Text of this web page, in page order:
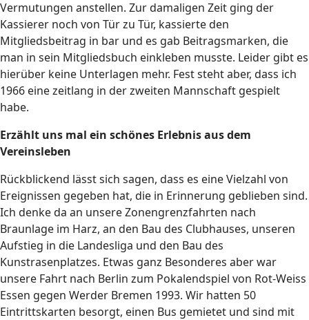
Vermutungen anstellen. Zur damaligen Zeit ging der
Kassierer noch von Tür zu Tür, kassierte den
Mitgliedsbeitrag in bar und es gab Beitragsmarken, die
man in sein Mitgliedsbuch einkleben musste. Leider gibt es
hierüber keine Unterlagen mehr. Fest steht aber, dass ich
1966 eine zeitlang in der zweiten Mannschaft gespielt
habe.
Erzählt uns mal ein schönes Erlebnis aus dem
Vereinsleben
Rückblickend lässt sich sagen, dass es eine Vielzahl von
Ereignissen gegeben hat, die in Erinnerung geblieben sind.
Ich denke da an unsere Zonengrenzfahrten nach
Braunlage im Harz, an den Bau des Clubhauses, unseren
Aufstieg in die Landesliga und den Bau des
Kunstrasenplatzes. Etwas ganz Besonderes aber war
unsere Fahrt nach Berlin zum Pokalendspiel von Rot-Weiss
Essen gegen Werder Bremen 1993. Wir hatten 50
Eintrittskarten besorgt, einen Bus gemietet und sind mit